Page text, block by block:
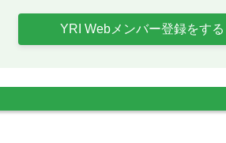
YRI Webメンバー登録をする